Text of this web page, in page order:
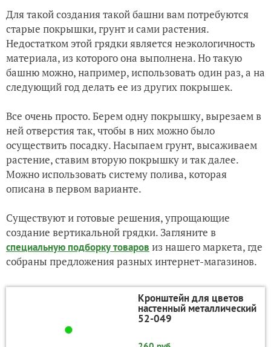
Для такой создания такой башни вам потребуются
старые покрышки, грунт и сами растения.
Недостатком этой грядки является неэкологичность
материала, из которого она выполнена. Но такую
башню можно, например, использовать один раз, а на
следующий год делать ее из других покрышек.
Все очень просто. Берем одну покрышку, вырезаем в
ней отверстия так, чтобы в них можно было
осуществить посадку. Насыпаем грунт, высаживаем
растение, ставим вторую покрышку и так далее.
Можно использовать систему полива, которая
описана в первом варианте.
Существуют и готовые решения, упрощающие
создание вертикальной грядки. Загляните в
специальную подборку товаров из нашего маркета, где
собраны предложения разных интернет-магазинов.
Кронштейн для цветов
настенный металлический
52-049